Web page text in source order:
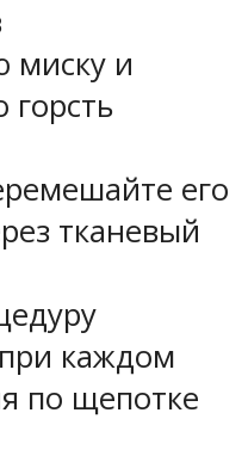
миску и
горсть
его
тканевый
каждом
по щепотке